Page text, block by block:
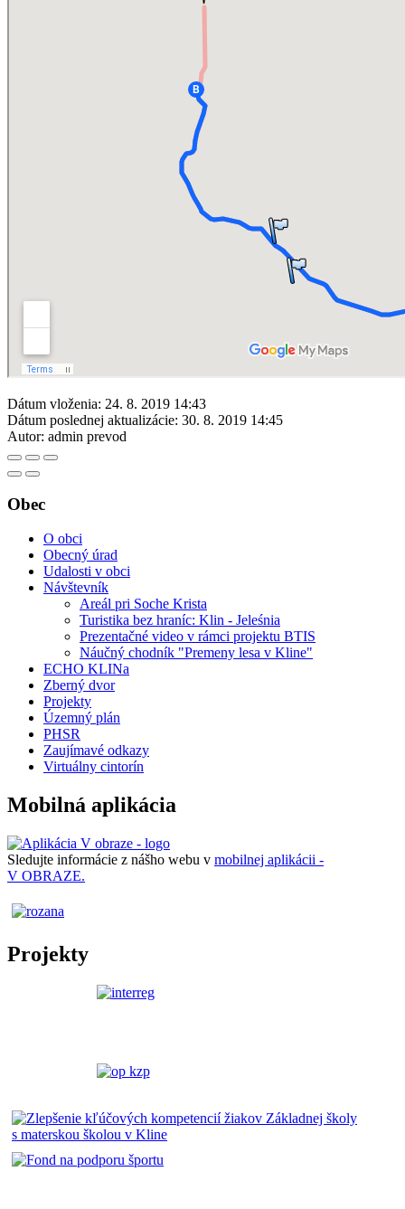
Dátum vloženia: 24. 8. 2019 14:43
Dátum poslednej aktualizácie: 30. 8. 2019 14:45
Autor: admin prevod
Obec
O obci
Obecný úrad
Udalosti v obci
Návštevník
Areál pri Soche Krista
Turistika bez hraníc: Klin - Jeleśnia
Prezentačné video v rámci projektu BTIS
Náučný chodník "Premeny lesa v Kline"
ECHO KLINa
Zberný dvor
Projekty
Územný plán
PHSR
Zaujímavé odkazy
Virtuálny cintorín
Mobilná aplikácia
Sledujte informácie z nášho webu v mobilnej aplikácii -
V OBRAZE.
Projekty